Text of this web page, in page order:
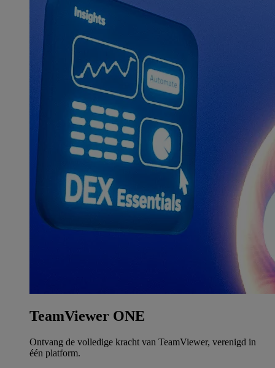
TeamViewer ONE
Ontvang de volledige kracht van TeamViewer, verenigd in
één platform.